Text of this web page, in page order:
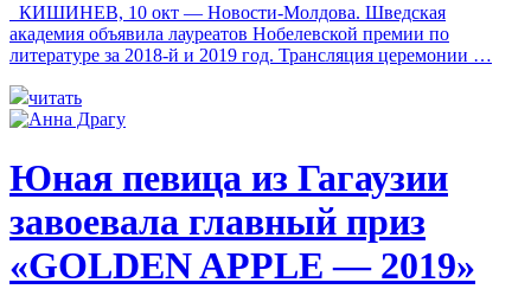
КИШИНЕВ, 10 окт — Новости-Молдова. Шведская
академия объявила лауреатов Нобелевской премии по
литературе за 2018-й и 2019 год. Трансляция церемонии …
читать
Юная певица из Гагаузии
завоевала главный приз
«GOLDEN APPLE — 2019»